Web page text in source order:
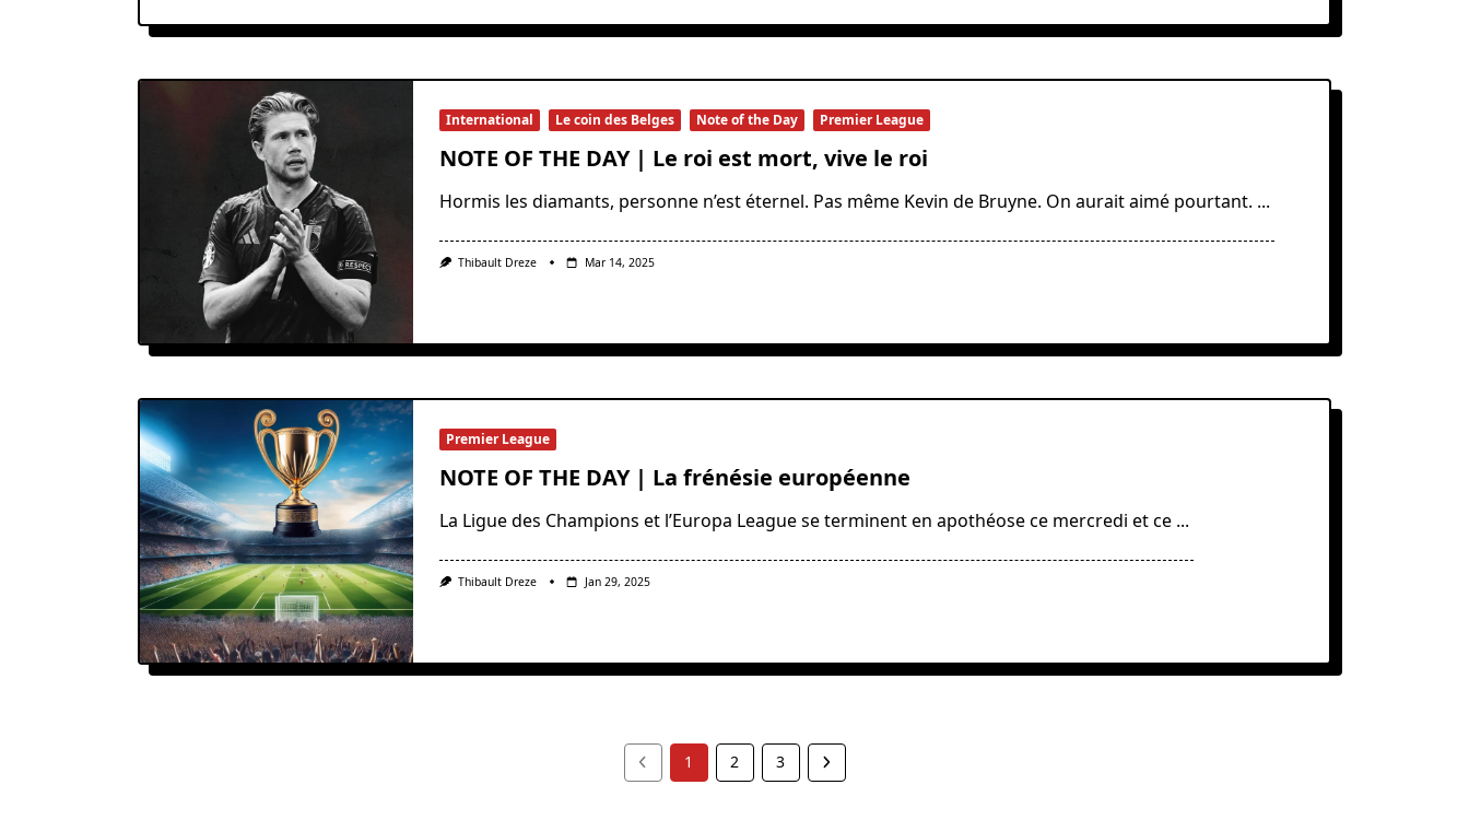
International Le coin des Belges Note of the Day Premier League
NOTE OF THE DAY | Le roi est mort, vive le roi
Hormis les diamants, personne n’est éternel. Pas même Kevin de Bruyne. On aurait aimé pourtant. ...
Thibault Dreze Mar 14, 2025
Premier League
NOTE OF THE DAY | La frénésie européenne
La Ligue des Champions et l’Europa League se terminent en apothéose ce mercredi et ce ...
Thibault Dreze Jan 29, 2025
1 2 3